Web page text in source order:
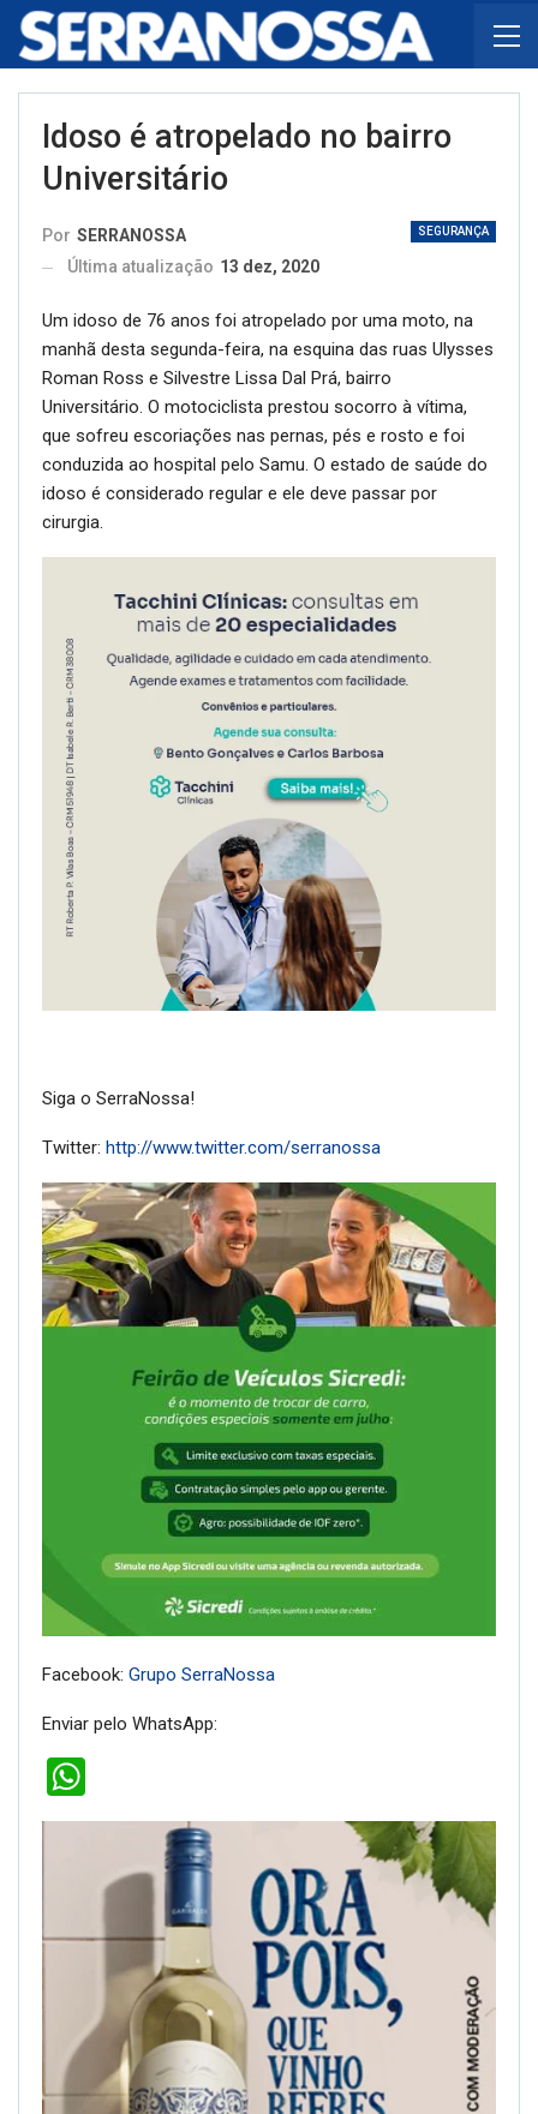
Idoso é atropelado no bairro
Universitário
SEGURANÇA
Por SERRANOSSA
Última atualização 13 dez, 2020
Um idoso de 76 anos foi atropelado por uma moto, na
manhã desta segunda-feira, na esquina das ruas Ulysses
Roman Ross e Silvestre Lissa Dal Prá, bairro
Universitário. O motociclista prestou socorro à vítima,
que sofreu escoriações nas pernas, pés e rosto e foi
conduzida ao hospital pelo Samu. O estado de saúde do
idoso é considerado regular e ele deve passar por
cirurgia.
Siga o SerraNossa!
Twitter: http://www.twitter.com/serranossa
Facebook: Grupo SerraNossa
Enviar pelo WhatsApp: